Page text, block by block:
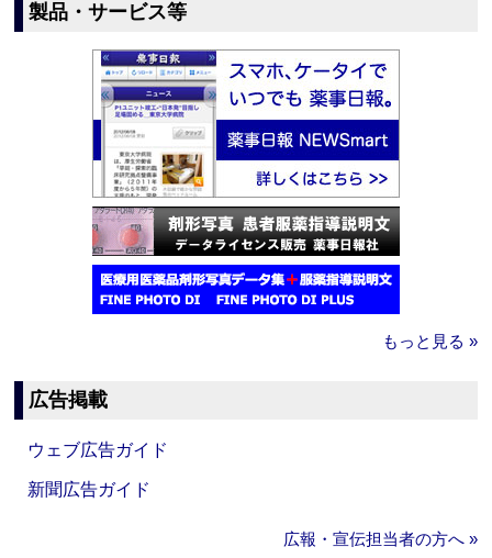
製品・サービス等
もっと見る »
広告掲載
ウェブ広告ガイド
新聞広告ガイド
広報・宣伝担当者の方へ »